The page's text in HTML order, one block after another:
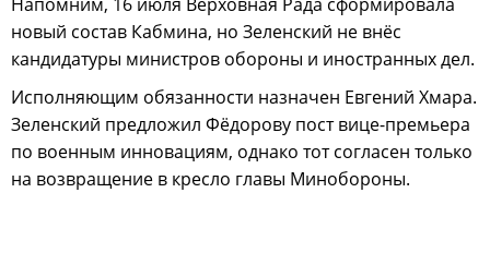
новый состав Кабмина, но Зеленский не внёс
кандидатуры министров обороны и иностранных дел.
Исполняющим обязанности назначен Евгений Хмара.
Зеленский предложил Фёдорову пост вице-премьера
по военным инновациям, однако тот согласен только
на возвращение в кресло главы Минобороны.